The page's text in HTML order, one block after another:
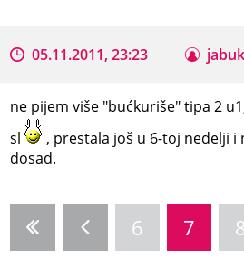
05.11.2011, 23:23
ne pijem više "bućkuriše" tipa 2
sl
, prestala još u 6-toj nedelji
dosad.
6 7 8